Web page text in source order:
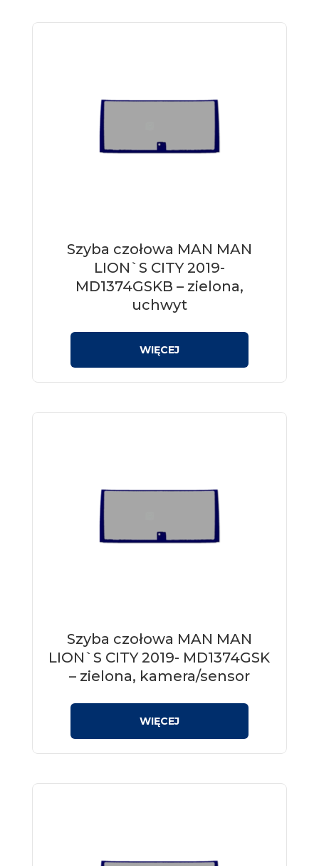
Szyba czołowa MAN MAN
LION`S CITY 2019-
MD1374GSKB – zielona,
uchwyt
Szyba czołowa MAN MAN
LION`S CITY 2019- MD1374GSK
– zielona, kamera/sensor